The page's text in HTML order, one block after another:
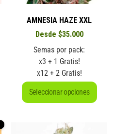
AMNESIA HAZE XXL
Desde $35.000
Semas por pack:
x3 + 1 Gratis!
x12 + 2 Gratis!
Seleccionar opciones